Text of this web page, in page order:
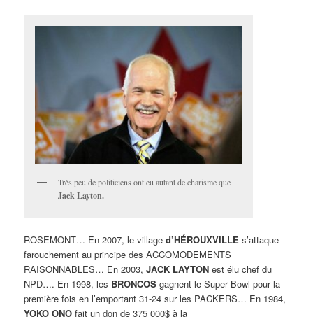
Très peu de politiciens ont eu autant de charisme que
Jack Layton.
ROSEMONT… En 2007, le villaged’HÉROUXVILLE s’attaque
farouchement au principe des ACCOMODEMENTS
RAISONNABLES… En 2003,JACK LAYTON est élu chef du
NPD…. En 1998, les BRONCOS gagnent le Super Bowl pour la
première fois en l’emportant 31-24 sur les PACKERS… En 1984,
YOKO ONO fait un don de 375 000$ à la